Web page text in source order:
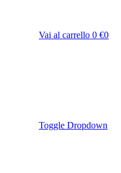
Vai al carrello 0 €0
Toggle Dropdown